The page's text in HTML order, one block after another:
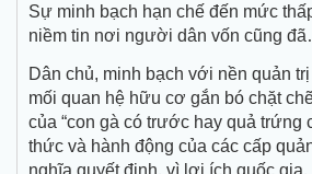
Sự minh bạch hạn chế đến mức
niềm tin nơi người dân vốn cũng
Dân chủ, minh bạch với nền quản
mối quan hệ hữu cơ gắn bó chặt
của “con gà có trước hay quả trứng
thức và hành động của các cấp
nghĩa quyết định, vì lợi ích quốc